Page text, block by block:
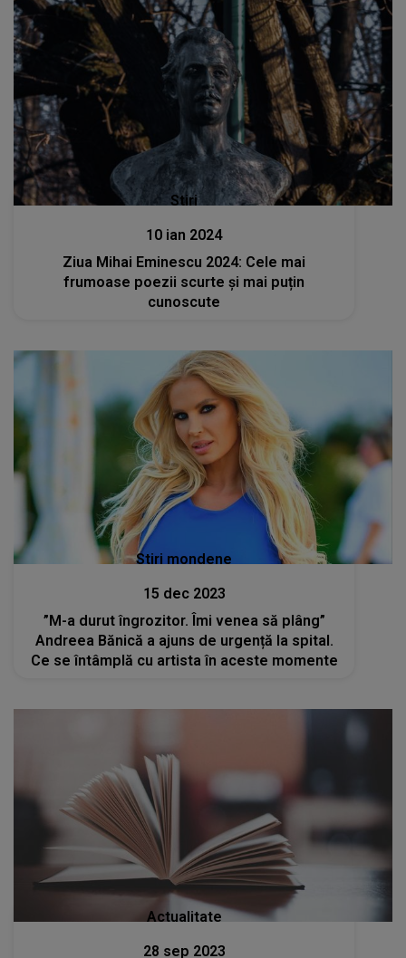
Stiri
10 ian 2024
Ziua Mihai Eminescu 2024: Cele mai
frumoase poezii scurte și mai puțin
cunoscute
Stiri mondene
15 dec 2023
”M-a durut îngrozitor. Îmi venea să plâng”
Andreea Bănică a ajuns de urgență la spital.
Ce se întâmplă cu artista în aceste momente
Actualitate
28 sep 2023